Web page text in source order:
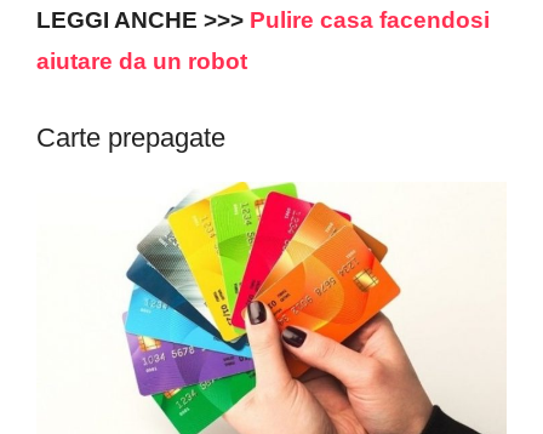
LEGGI ANCHE >>> Pulire casa facendosi
aiutare da un robot
Carte prepagate